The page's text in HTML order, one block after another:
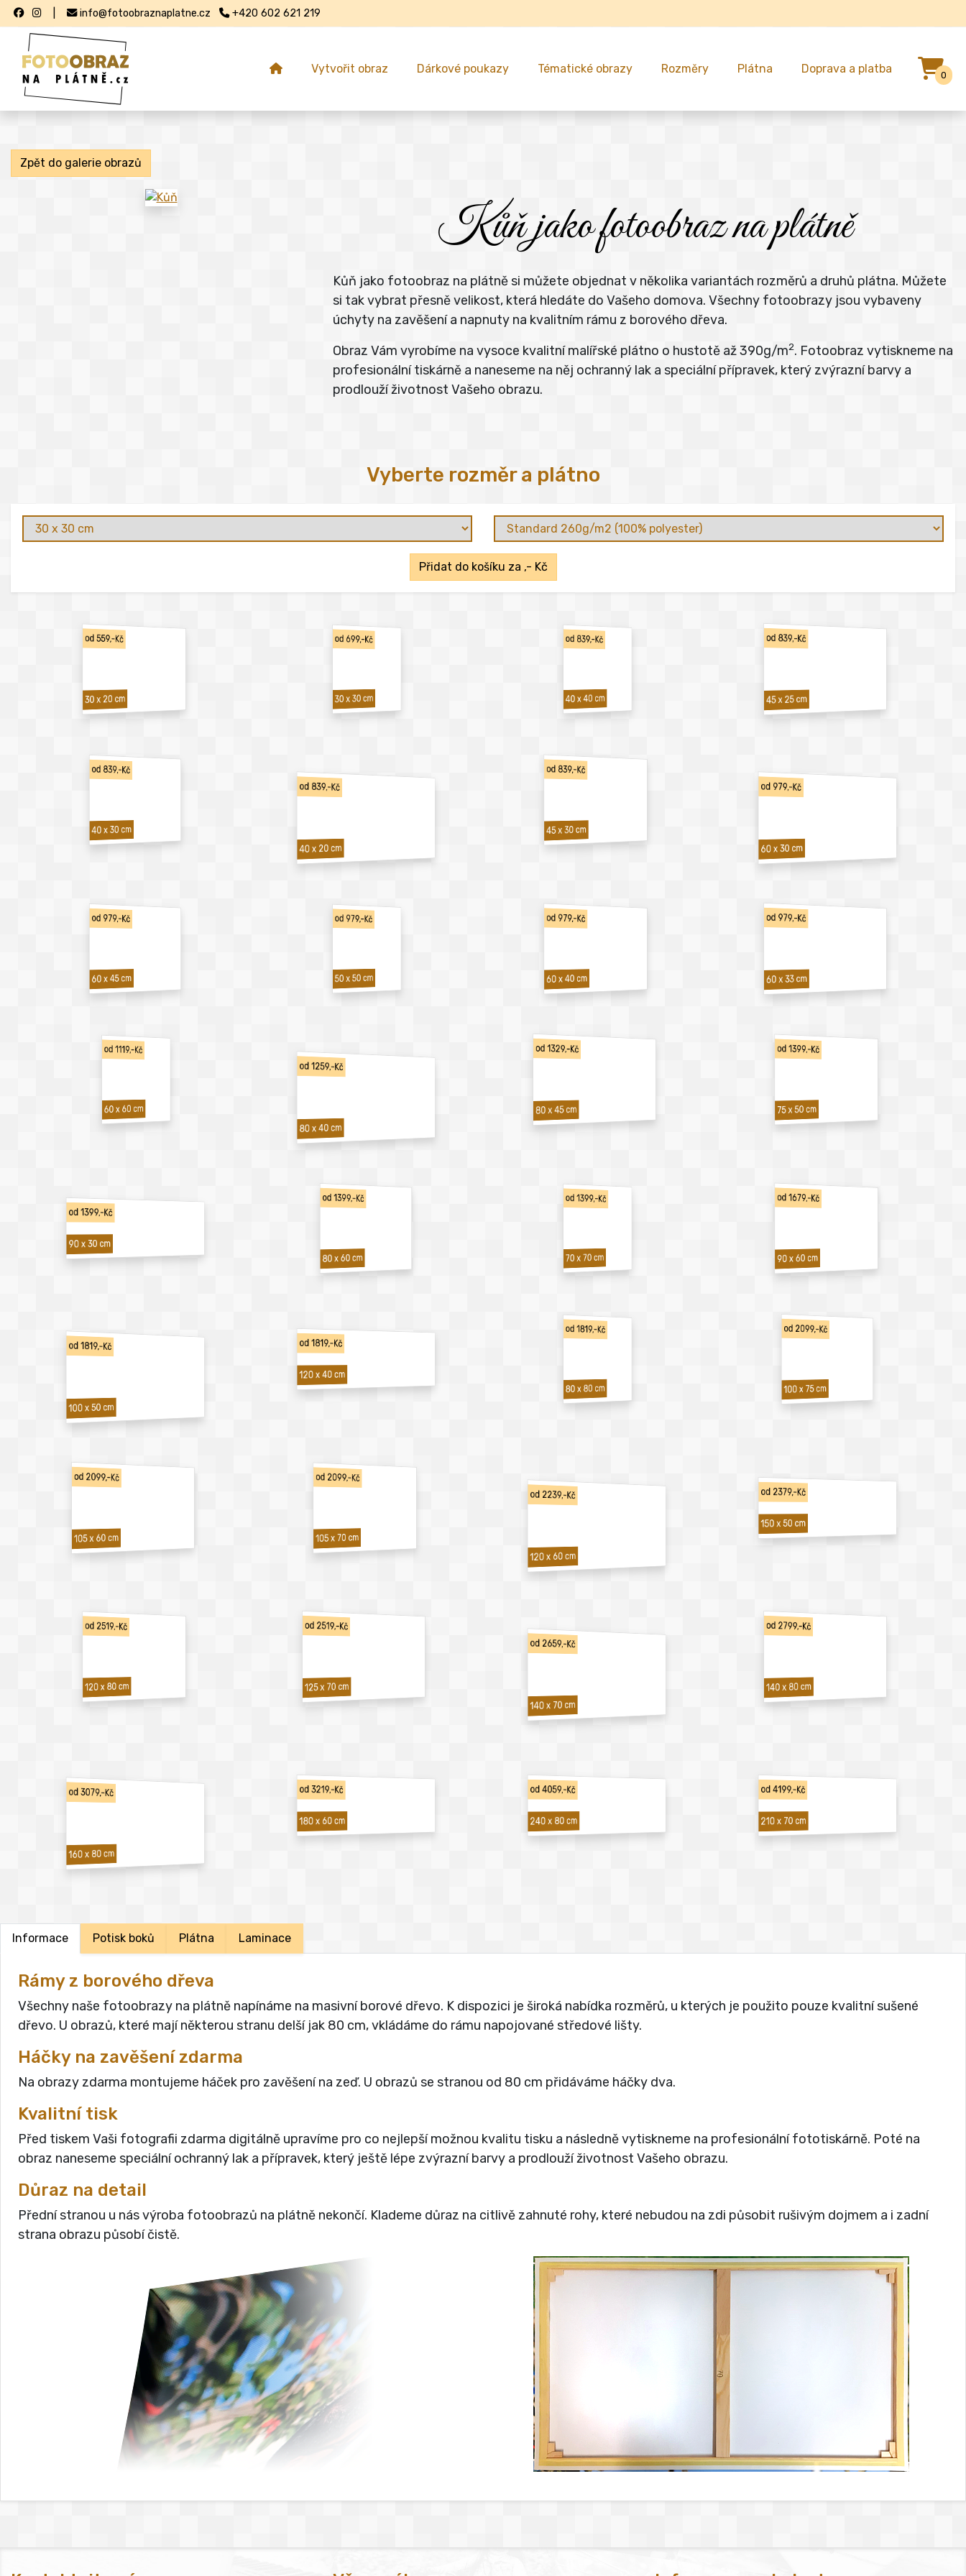
info@fotoobraznaplatne.cz +420 602 621 219
Vytvořit obraz Dárkové poukazy Tématické obrazy Rozměry Plátna Doprava a platba 0
Zpět do galerie obrazů
Kůň jako fotoobraz na plátně
Kůň jako fotoobraz na plátně si můžete objednat v několika variantách rozměrů a druhů plátna. Můžete
si tak vybrat přesně velikost, která hledáte do Vašeho domova. Všechny fotoobrazy jsou vybaveny
úchyty na zavěšení a napnuty na kvalitním rámu z borového dřeva.
Obraz Vám vyrobíme na vysoce kvalitní malířské plátno o hustotě až 390g/m2. Fotoobraz vytiskneme na
profesionální tiskárně a naneseme na něj ochranný lak a speciální přípravek, který zvýrazní barvy a
prodlouží životnost Vašeho obrazu.
Vyberte rozměr a plátno
Přidat do košíku za ,- Kč
od 559,-Kč
30 x 20 cm
od 699,-Kč
30 x 30 cm
od 839,-Kč
40 x 40 cm
od 839,-Kč
45 x 25 cm
od 839,-Kč
40 x 30 cm
od 839,-Kč
40 x 20 cm
od 839,-Kč
45 x 30 cm
od 979,-Kč
60 x 30 cm
od 979,-Kč
60 x 45 cm
od 979,-Kč
50 x 50 cm
od 979,-Kč
60 x 40 cm
od 979,-Kč
60 x 33 cm
od 1119,-Kč
60 x 60 cm
od 1259,-Kč
80 x 40 cm
od 1329,-Kč
80 x 45 cm
od 1399,-Kč
75 x 50 cm
od 1399,-Kč
90 x 30 cm
od 1399,-Kč
80 x 60 cm
od 1399,-Kč
70 x 70 cm
od 1679,-Kč
90 x 60 cm
od 1819,-Kč
100 x 50 cm
od 1819,-Kč
120 x 40 cm
od 1819,-Kč
80 x 80 cm
od 2099,-Kč
100 x 75 cm
od 2099,-Kč
105 x 60 cm
od 2099,-Kč
105 x 70 cm
od 2239,-Kč
120 x 60 cm
od 2379,-Kč
150 x 50 cm
od 2519,-Kč
120 x 80 cm
od 2519,-Kč
125 x 70 cm
od 2659,-Kč
140 x 70 cm
od 2799,-Kč
140 x 80 cm
od 3079,-Kč
160 x 80 cm
od 3219,-Kč
180 x 60 cm
od 4059,-Kč
240 x 80 cm
od 4199,-Kč
210 x 70 cm
Informace Potisk boků Plátna Laminace
Rámy z borového dřeva
Všechny naše fotoobrazy na plátně napínáme na masivní borové dřevo. K dispozici je široká nabídka rozměrů, u kterých je použito pouze kvalitní sušené
dřevo. U obrazů, které mají některou stranu delší jak 80 cm, vkládáme do rámu napojované středové lišty.
Háčky na zavěšení zdarma
Na obrazy zdarma montujeme háček pro zavěšení na zeď. U obrazů se stranou od 80 cm přidáváme háčky dva.
Kvalitní tisk
Před tiskem Vaši fotografii zdarma digitálně upravíme pro co nejlepší možnou kvalitu tisku a následně vytiskneme na profesionální fototiskárně. Poté na
obraz naneseme speciální ochranný lak a přípravek, který ještě lépe zvýrazní barvy a prodlouží životnost Vašeho obrazu.
Důraz na detail
Přední stranou u nás výroba fotoobrazů na plátně nekončí. Klademe důraz na citlivě zahnuté rohy, které nebudou na zdi působit rušivým dojmem a i zadní
strana obrazu působí čistě.